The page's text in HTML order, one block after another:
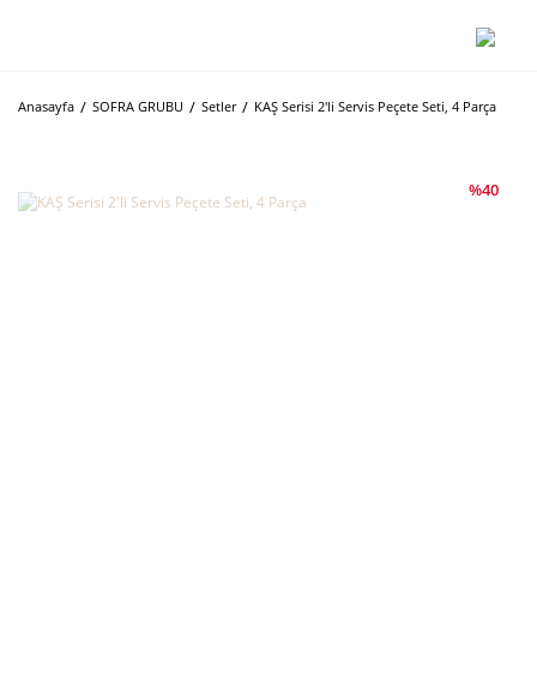
Anasayfa SOFRA GRUBU Setler KAŞ Serisi 2'li Servis Peçete Seti, 4 Parça
%40